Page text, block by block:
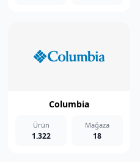
Columbia
Ürün
1.322
Mağaza
18